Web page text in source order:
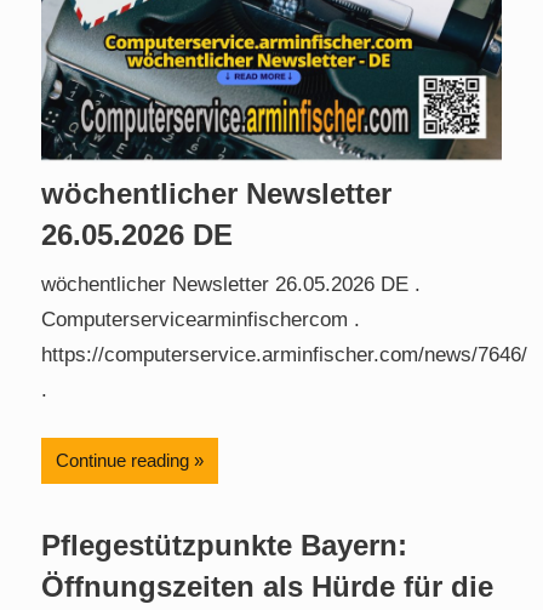
wöchentlicher Newsletter
26.05.2026 DE
wöchentlicher Newsletter 26.05.2026 DE .
Computerservicearminfischercom .
https://computerservice.arminfischer.com/news/7646/
.
Continue reading
Pflegestützpunkte Bayern:
Öffnungszeiten als Hürde für die